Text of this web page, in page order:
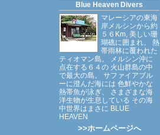
Blue Heaven Divers
マレーシアの東海
岸メルシンから約
５６Km, 美しい珊
瑚礁に囲まれ、 熱
帯雨林に覆われた
ティオマン島。 メルシン沖に
点在する６４の 火山群島の中
で最大の島。 サファイアブル
ーに澄んだ海には 色鮮やかな
熱帯魚が泳ぎ、 さまざまな海
洋生物が生息している その海
中世界はまさに BLUE
HEAVEN
>>ホームページへ